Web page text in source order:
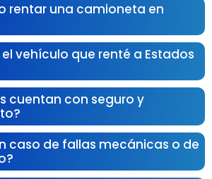
rentar una camioneta en
vehículo que renté a Estados
cuentan con seguro y
caso de fallas mecánicas o de